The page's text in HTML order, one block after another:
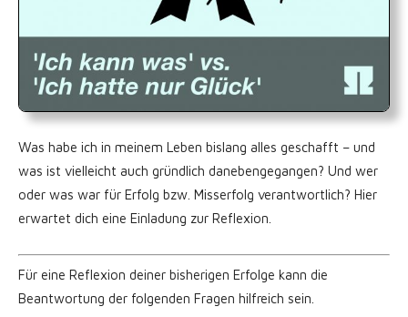
Was habe ich in meinem Leben bislang alles geschafft – und
was ist vielleicht auch gründlich danebengegangen? Und wer
oder was war für Erfolg bzw. Misserfolg verantwortlich? Hier
erwartet dich eine Einladung zur Reflexion.
Für eine Reflexion deiner bisherigen Erfolge kann die
Beantwortung der folgenden Fragen hilfreich sein.